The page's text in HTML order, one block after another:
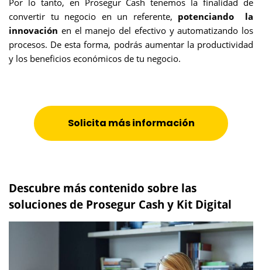
Por lo tanto, en Prosegur Cash tenemos la finalidad de
convertir tu negocio en un referente, potenciando la
innovación en el manejo del efectivo y automatizando los
procesos. De esta forma, podrás aumentar la productividad
y los beneficios económicos de tu negocio.
Solicita más información
Descubre más contenido sobre las
soluciones de Prosegur Cash y Kit Digital